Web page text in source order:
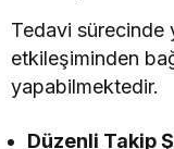
Tedavi sürecinde
etkileşiminden
yapabilmektedir.
Düzenli Takip